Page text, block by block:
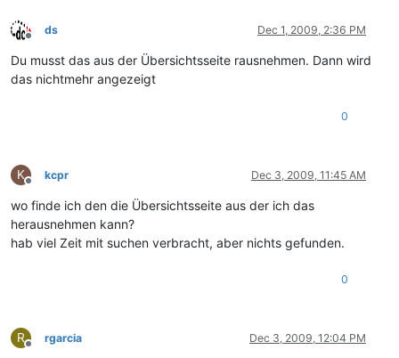
Offline
ds Dec 1, 2009, 2:36 PM
Du musst das aus der Übersichtsseite rausnehmen. Dann wird
das nichtmehr angezeigt
0
K
Offline
kcpr Dec 3, 2009, 11:45 AM
wo finde ich den die Übersichtsseite aus der ich das
herausnehmen kann?
hab viel Zeit mit suchen verbracht, aber nichts gefunden.
0
R
Offline
rgarcia Dec 3, 2009, 12:04 PM